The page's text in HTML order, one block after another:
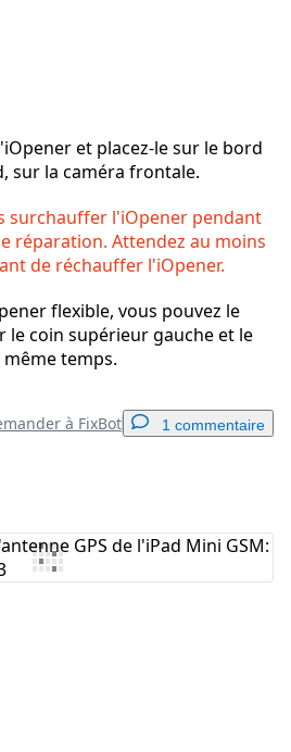
et placez-le sur le bord
sur la caméra frontale.
surchauffer l'iOpener pendant
réparation. Attendez au moins
de réchauffer l'iOpener.
flexible, vous pouvez le
le coin supérieur gauche et le
temps.
à FixBot 1 commentaire